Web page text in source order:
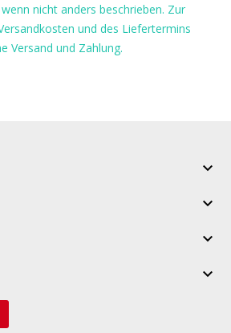
nicht anders beschrieben. Zur
und des Liefertermins
Versand und Zahlung.



